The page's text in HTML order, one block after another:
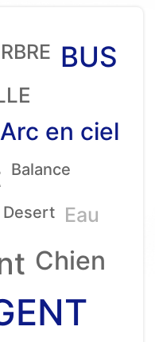
BUS
Arc en ciel
Balance
Desert Eau
Chien